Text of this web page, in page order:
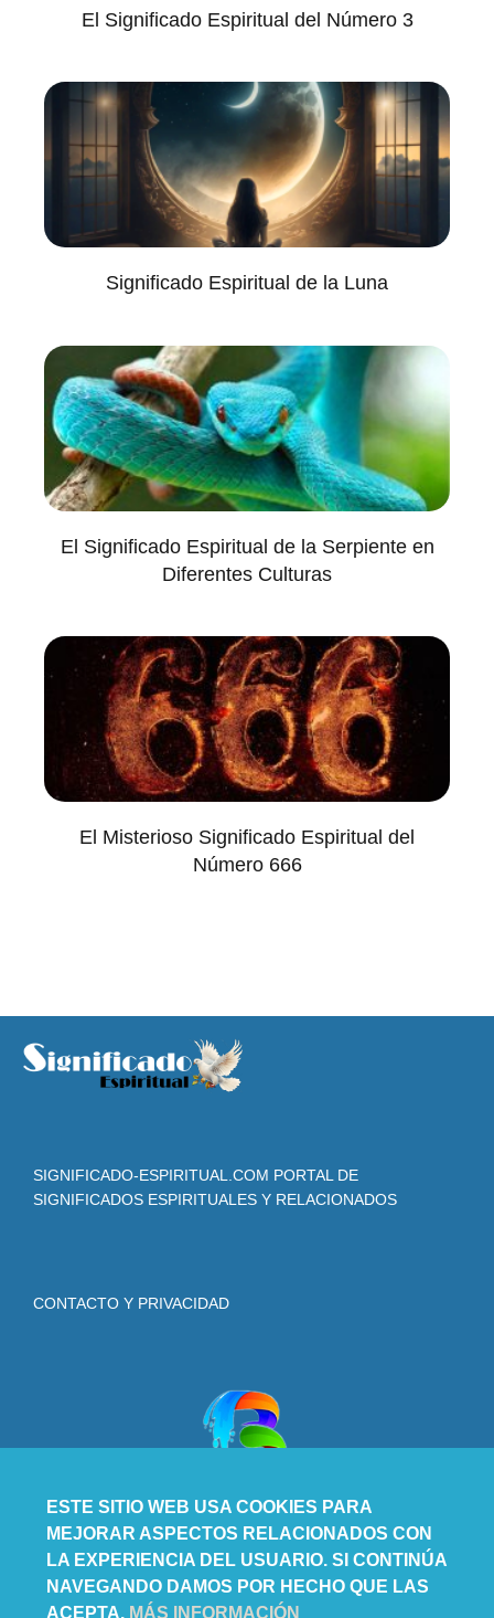
El Significado Espiritual del Número 3
Significado Espiritual de la Luna
El Significado Espiritual de la Serpiente en
Diferentes Culturas
El Misterioso Significado Espiritual del
Número 666
SIGNIFICADO-ESPIRITUAL.COM PORTAL DE
SIGNIFICADOS ESPIRITUALES Y RELACIONADOS
CONTACTO Y PRIVACIDAD
ESTE SITIO WEB USA COOKIES PARA
MEJORAR ASPECTOS RELACIONADOS CON
LA EXPERIENCIA DEL USUARIO. SI CONTINÚA
NAVEGANDO DAMOS POR HECHO QUE LAS
ACEPTA. MÁS INFORMACIÓN